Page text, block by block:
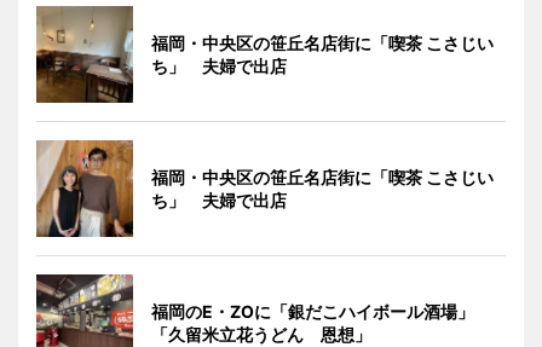
福岡・中央区の笹丘名店街に「喫茶 こさじい
ち」 夫婦で出店
福岡・中央区の笹丘名店街に「喫茶 こさじい
ち」 夫婦で出店
福岡のE・ZOに「銀だこハイボール酒場」
「久留米立花うどん 恩想」